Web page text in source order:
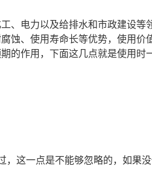
、电力以及给排水和市政建设等
蚀、使用寿命长等优势，使用价
的作用，下面这几点就是使用时
这一点是不能够忽略的，如果